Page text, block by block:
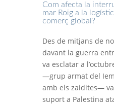
Com afecta la
mar Roig a la
comerç global?
Des de mitjans de
davant la guerra
va esclatar a
—grup armat del
amb els zaidites—
suport a Palestina